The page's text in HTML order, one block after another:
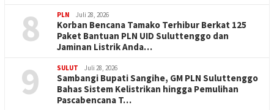
8 PLN Juli 28, 2026
Korban Bencana Tamako Terhibur Berkat 125
Paket Bantuan PLN UID Suluttenggo dan
Jaminan Listrik Anda…
9 SULUT Juli 28, 2026
Sambangi Bupati Sangihe, GM PLN Suluttenggo
Bahas Sistem Kelistrikan hingga Pemulihan
Pascabencana T…